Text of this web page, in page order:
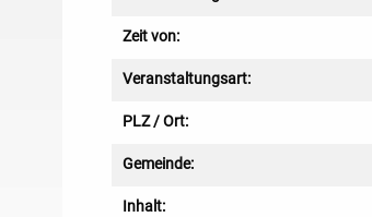
Zeit von:
Veranstaltungsart:
PLZ / Ort:
Gemeinde:
Inhalt: